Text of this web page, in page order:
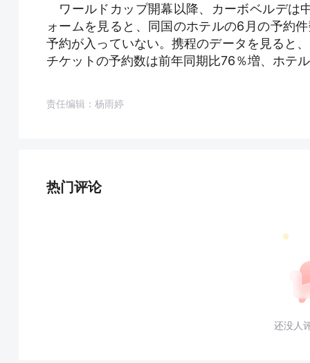
ワールドカップ開幕以降、カーボベルデは
ォームを見ると、同国のホテルの6月の予約
予約が入っていない。携程のデータを見ると
チケットの予約数は前年同期比76％増、ホテ
责任编辑：杨雨婷
热门评论
还没人